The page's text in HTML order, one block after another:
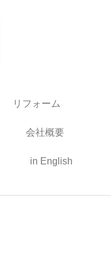
リフォーム
会社概要
in English